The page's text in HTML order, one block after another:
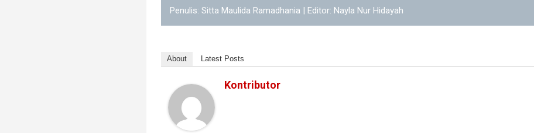
Penulis: Sitta Maulida Ramadhania | Editor: Nayla Nur Hidayah
About Latest Posts
Kontributor